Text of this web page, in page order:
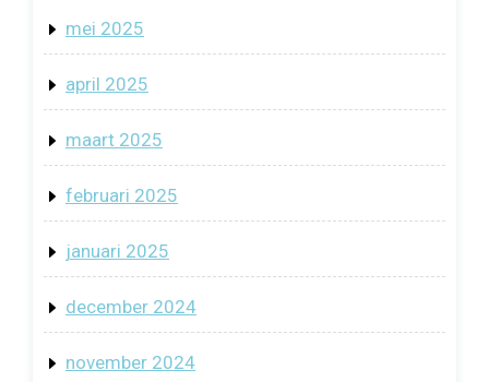
mei 2025
april 2025
maart 2025
februari 2025
januari 2025
december 2024
november 2024